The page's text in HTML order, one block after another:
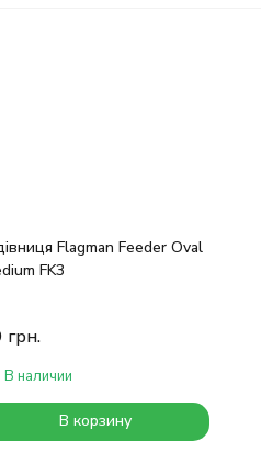
Flagman Feeder Oval
FK3
грн.
В наличии
В корзину